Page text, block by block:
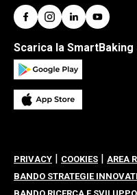
Scarica la SmartBaking
PRIVACY COOKIES AREA
BANDO STRATEGIE